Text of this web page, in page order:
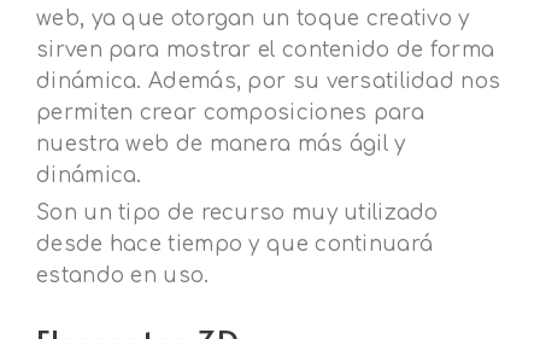
web, ya que otorgan un toque creativo y
sirven para mostrar el contenido de forma
dinámica. Además, por su versatilidad nos
permiten crear composiciones para
nuestra web de manera más ágil y
dinámica.
Son un tipo de recurso muy utilizado
desde hace tiempo y que continuará
estando en uso.